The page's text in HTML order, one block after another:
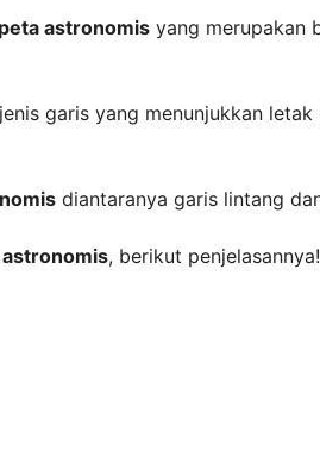
peta astronomis yang merupakan
garis yang menunjukkan
diantaranya garis lintang
, berikut penjelasannya!